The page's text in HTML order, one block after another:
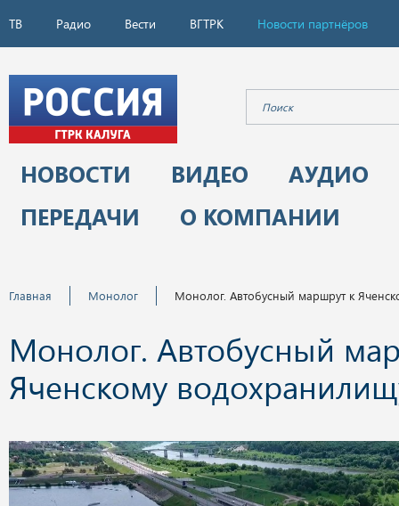
ТВ Радио Вести ВГТРК Новости партнёров
НОВОСТИ ВИДЕО
АУДИО
ПЕРЕДАЧИ
О КОМПАНИИ
Главная Монолог Монолог. Автобусный маршрут к
Монолог. Автобусный
Яченскому